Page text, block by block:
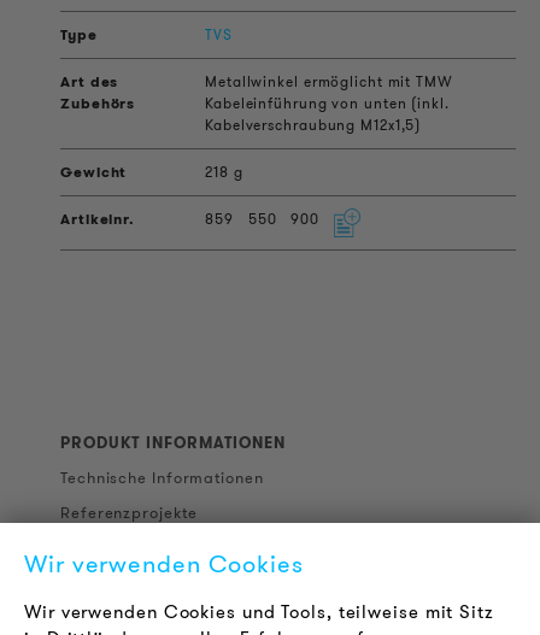
TVS
Metallwinkel ermöglicht mit TMW
Kabeleinführung von unten (inkl.
Kabelverschraubung M12x1,5)
218 g
859 550 900
PRODUKT INFORMATIONEN
Technische Informationen
Referenzprojekte
Wir verwenden Cookies
Wir verwenden Cookies und Tools, teilweise mit Sitz